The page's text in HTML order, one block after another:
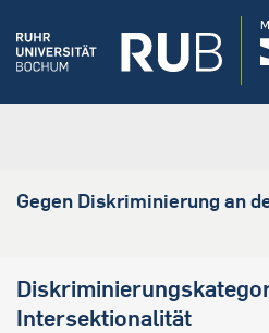
Gegen Diskriminierung an
Intersektionalität